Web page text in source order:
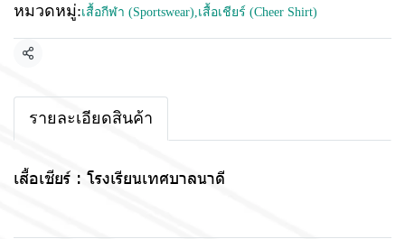
หมวดหมู่:เสื้อกีฬา (Sportswear),เสื้อเชียร์ (Cheer Shirt)
แชร์
รายละเอียดสินค้า
เสื้อเชียร์ : โรงเรียนเทศบาลนาดี